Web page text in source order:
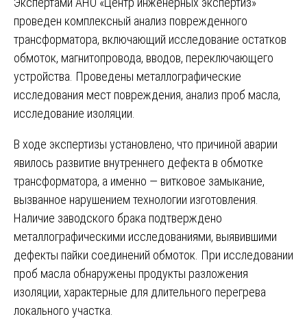
проведен комплексный анализ поврежденного
трансформатора, включающий исследование остатков
обмоток, магнитопровода, вводов, переключающего
устройства. Проведены металлографические
исследования мест повреждения, анализ проб масла,
исследование изоляции.
В ходе экспертизы установлено, что причиной аварии
явилось развитие внутреннего дефекта в обмотке
трансформатора, а именно — витковое замыкание,
вызванное нарушением технологии изготовления.
Наличие заводского брака подтверждено
металлографическими исследованиями, выявившими
дефекты пайки соединений обмоток. При исследовании
проб масла обнаружены продукты разложения
изоляции, характерные для длительного перегрева
локального участка.